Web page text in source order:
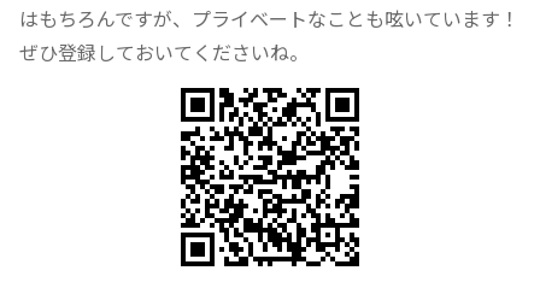
はもちろんですが、プライベートなことも呟いています！
ぜひ登録しておいてくださいね。